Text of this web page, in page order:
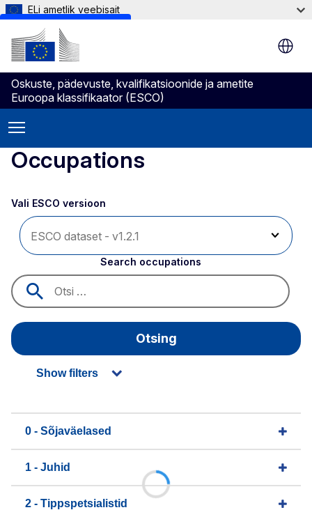
Skip to main content
ELi ametlik veebisait
Oskuste, pädevuste, kvalifikatsioonide ja ametite
Euroopa klassifikaator (ESCO)
Occupations
Vali ESCO versioon
Search occupations
Otsing
Show filters
0 - Sõjaväelased
1 - Juhid
2 - Tippspetsialistid